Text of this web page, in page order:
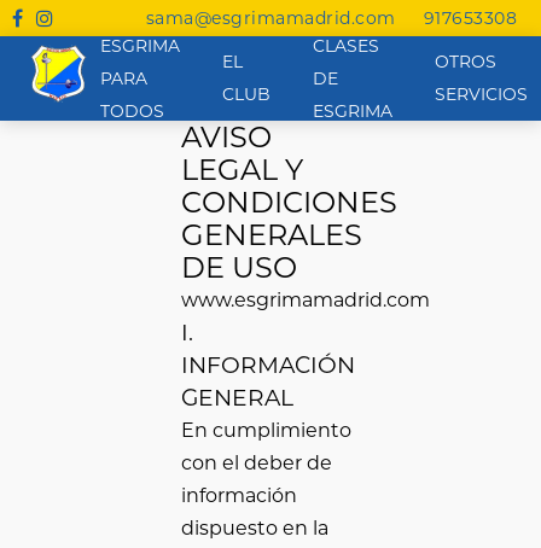
sama@esgrimamadrid.com
917653308
ESGRIMA
PARA
TODOS
EL
CLUB
CLASES
DE
ESGRIMA
OTROS
SERVICIOS
AVISO
LEGAL Y
CONDICIONES
GENERALES
DE USO
www.esgrimamadrid.com
I.
INFORMACIÓN
GENERAL
En cumplimiento
con el deber de
información
dispuesto en la